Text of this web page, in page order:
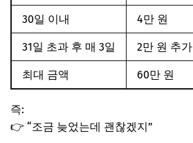
30일 이내 4만 원
31일 초과 후 매 3일 2만 원 추가
최대 금액 60만 원
즉:
👉 “조금 늦었는데 괜찮겠지”